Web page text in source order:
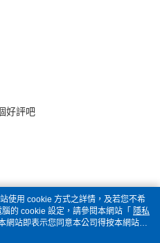
好評吧
使用 cookie 方式之詳情，及若您不希
的 cookie 設定，請參閱本網站「 隱私
網站即表示您同意本公司得按本網站使